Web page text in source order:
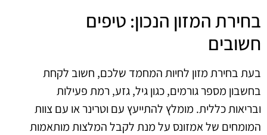
בחירת המזון הנכון: טיפים
חשובים
בעת בחירת מזון לחיות המחמד שלכם, חשוב לקחת
בחשבון מספר גורמים, כגון גיל, גזע, רמת פעילות
ובריאות כללית. מומלץ להתייעץ עם וטרינר או עם צוות
המומחים של אמזונס על מנת לקבל המלצות מותאמות